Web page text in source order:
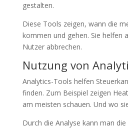
gestalten.
Diese Tools zeigen, wann die
kommen und gehen. Sie helfen
Nutzer abbrechen.
Nutzung von
Analytics-Tools helfen
finden. Zum Beispiel zeigen
am meisten schauen. Und wo
Durch die Analyse kann man